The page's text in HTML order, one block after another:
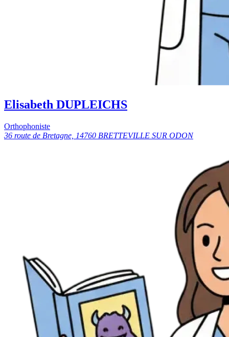
Elisabeth DUPLEICHS
Orthophoniste
36 route de Bretagne, 14760 BRETTEVILLE SUR ODON